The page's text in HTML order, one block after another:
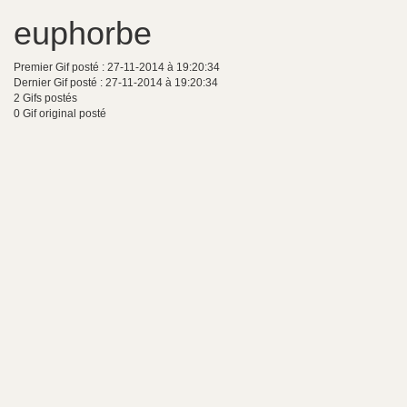
euphorbe
Premier Gif posté : 27-11-2014 à 19:20:34
Dernier Gif posté : 27-11-2014 à 19:20:34
2 Gifs postés
0 Gif original posté